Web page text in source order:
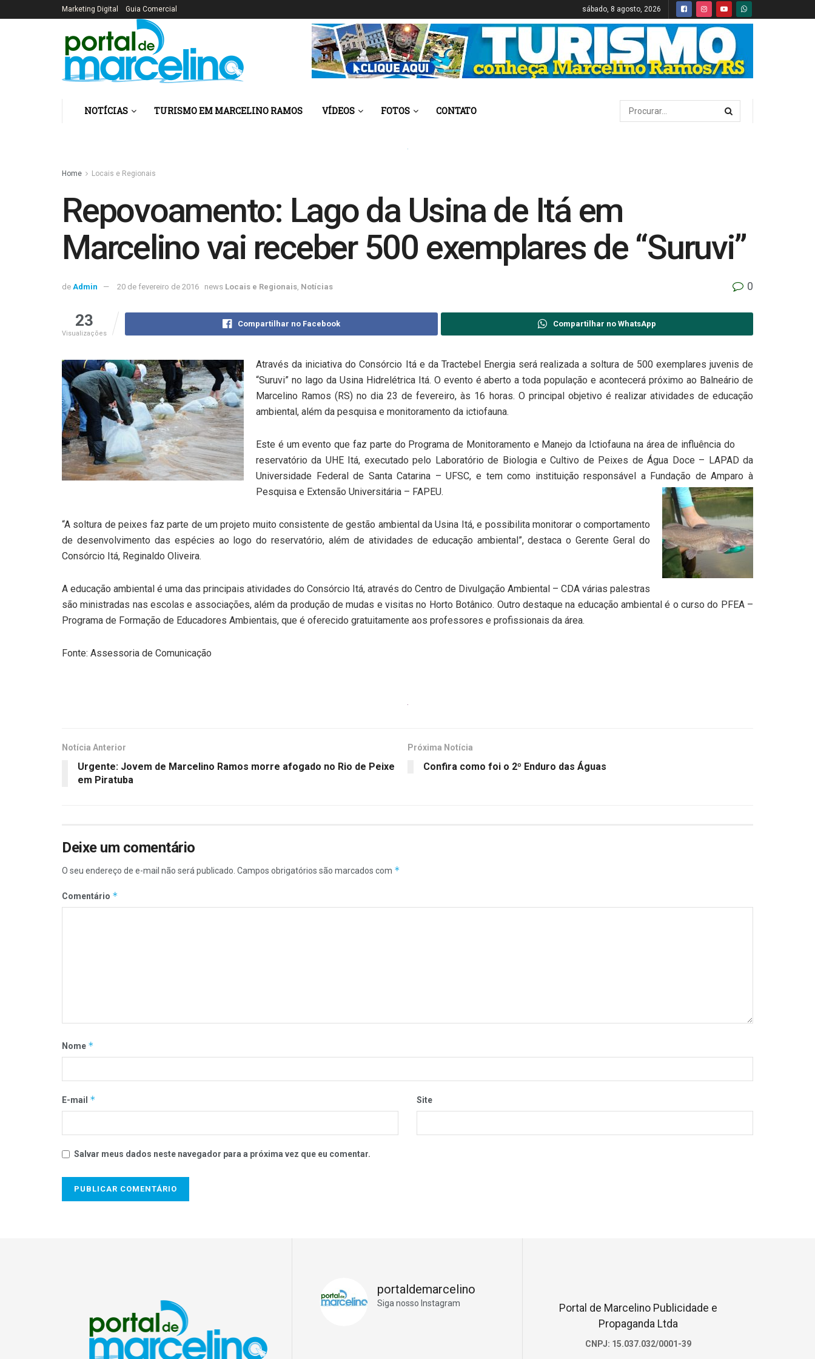
Marketing Digital Guia Comercial sábado, 8 agosto, 2026
NOTÍCIAS TURISMO EM MARCELINO RAMOS VÍDEOS FOTOS CONTATO
Home Locais e Regionais
Repovoamento: Lago da Usina de Itá em
Marcelino vai receber 500 exemplares de “Suruvi”
de Admin 20 de fevereiro de 2016 news Locais e Regionais, Notícias 0
23
Visualizações
Compartilhar no Facebook Compartilhar no WhatsApp
Através da iniciativa do Consórcio Itá e da Tractebel Energia será realizada a soltura de 500 exemplares juvenis de
“Suruvi” no lago da Usina Hidrelétrica Itá. O evento é aberto a toda população e acontecerá próximo ao Balneário de
Marcelino Ramos (RS) no dia 23 de fevereiro, às 16 horas. O principal objetivo é realizar atividades de educação
ambiental, além da pesquisa e monitoramento da ictiofauna.
Este é um evento que faz parte do Programa de Monitoramento e Manejo da Ictiofauna na área de influência do
reservatório da UHE Itá, executado pelo Laboratório de Biologia e Cultivo de Peixes de Água Doce – LAPAD da
Universidade Federal de Santa Catarina – UFSC, e tem como instituição responsável a Fundação de Amparo à
Pesquisa e Extensão Universitária – FAPEU.
“A soltura de peixes faz parte de um projeto muito consistente de gestão ambiental da Usina Itá, e possibilita monitorar o comportamento
de desenvolvimento das espécies ao logo do reservatório, além de atividades de educação ambiental”, destaca o Gerente Geral do
Consórcio Itá, Reginaldo Oliveira.
A educação ambiental é uma das principais atividades do Consórcio Itá, através do Centro de Divulgação Ambiental – CDA várias palestras
são ministradas nas escolas e associações, além da produção de mudas e visitas no Horto Botânico. Outro destaque na educação ambiental é o curso do PFEA –
Programa de Formação de Educadores Ambientais, que é oferecido gratuitamente aos professores e profissionais da área.
Fonte: Assessoria de Comunicação
Notícia Anterior
Urgente: Jovem de Marcelino Ramos morre afogado no Rio de Peixe
em Piratuba
Próxima Notícia
Confira como foi o 2º Enduro das Águas
Deixe um comentário
O seu endereço de e-mail não será publicado. Campos obrigatórios são marcados com *
Comentário *
Nome *
E-mail * Site
Salvar meus dados neste navegador para a próxima vez que eu comentar.
portaldemarcelino
Siga nosso Instagram
Portal de Marcelino Publicidade e
Propaganda Ltda
CNPJ: 15.037.032/0001-39